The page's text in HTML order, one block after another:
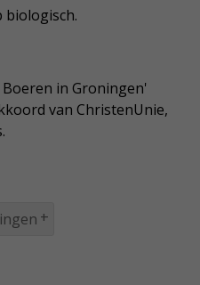
biologisch.
in Groningen'
van ChristenUnie,